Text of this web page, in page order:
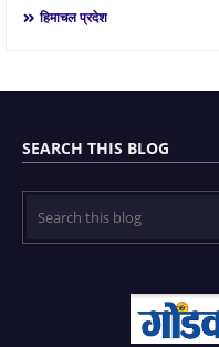
हिमाचल प्रदेश
SEARCH THIS BLOG